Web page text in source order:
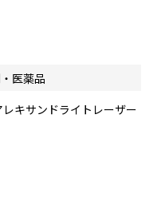
医薬品
キサンドライトレーザー